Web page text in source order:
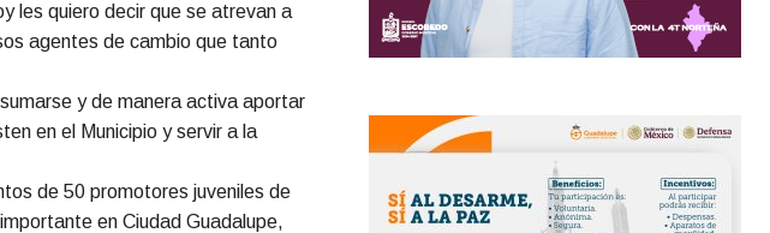
les quiero decir que se atrevan a
agentes de cambio que tanto
y de manera activa aportar
en el Municipio y servir a la
de 50 promotores juveniles de
en Ciudad Guadalupe,